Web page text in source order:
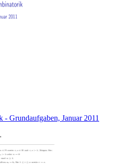
Grundaufgaben, Januar 2011